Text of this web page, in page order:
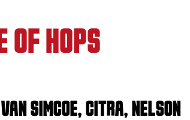
OF HOPS
SIMCOE, CITRA, NELSON